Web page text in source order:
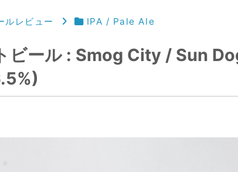
ルレビュー IPA / Pale Ale
ビール : Smog City / Sun